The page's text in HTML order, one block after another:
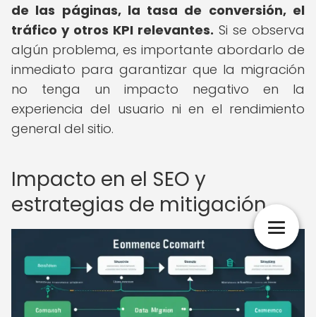
de las páginas, la tasa de conversión, el
tráfico y otros KPI relevantes. Si se observa
algún problema, es importante abordarlo de
inmediato para garantizar que la migración
no tenga un impacto negativo en la
experiencia del usuario ni en el rendimiento
general del sitio.
Impacto en el SEO y
estrategias de mitigación